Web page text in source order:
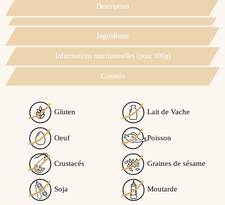
Description
Ingrédients
Informations nutritionnelles (pour 100g)
Conseils
Gluten Lait de Vache
Oeuf Poisson
Crustacés Graines de sésame
Soja Moutarde